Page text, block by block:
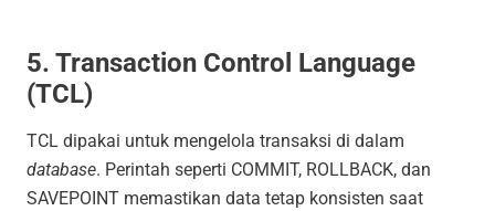
5. Transaction Control Language
(TCL)
TCL dipakai untuk mengelola transaksi di dalam
database. Perintah seperti COMMIT, ROLLBACK, dan
SAVEPOINT memastikan data tetap konsisten saat